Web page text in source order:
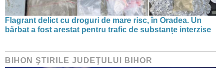
Flagrant delict cu droguri de mare risc, în Oradea. Un
bărbat a fost arestat pentru trafic de substanțe interzise
BIHON ŞTIRILE JUDEŢULUI BIHOR